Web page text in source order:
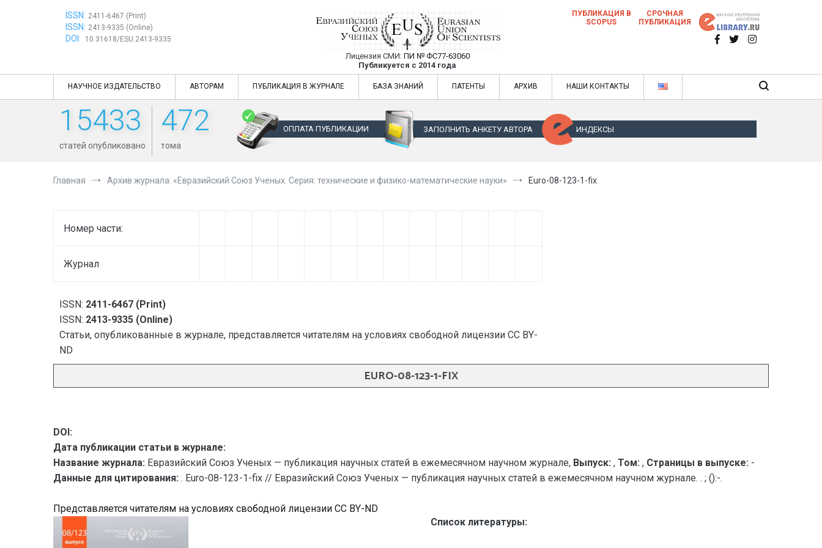
ISSN: 2411-6467 (Print)
ISSN: 2413-9335 (Online)
DOI: 10.31618/ESU.2413-9335
Евразийский Союз Ученых — публикация научных статей в ежемесячном научном
журнале
Лицензия СМИ: ПИ № ФС77-63060
Публикуется с 2014 года
Евразийский Союз Ученых — публикация научных статей в ежемесячном научном журнале
ПУБЛИКАЦИЯ В
SCOPUS
СРОЧНАЯ
ПУБЛИКАЦИЯ
НАУЧНОЕ ИЗДАТЕЛЬСТВО АВТОРАМ ПУБЛИКАЦИЯ В ЖУРНАЛЕ БАЗА ЗНАНИЙ ПАТЕНТЫ АРХИВ НАШИ КОНТАКТЫ
15433
статей опубликовано
472
тома
ОПЛАТА ПУБЛИКАЦИИ ЗАПОЛНИТЬ АНКЕТУ АВТОРА ИНДЕКСЫ
Главная Архив журнала: «Евразийский Союз Ученых. Серия: технические и физико-математические науки» Euro-08-123-1-fix
Номер части:
Журнал
ISSN: 2411-6467 (Print)
ISSN: 2413-9335 (Online)
Статьи, опубликованные в журнале, представляется читателям на условиях свободной лицензии CC BY-
ND
EURO-08-123-1-FIX
DOI:
Дата публикации статьи в журнале:
Название журнала: Евразийский Союз Ученых — публикация научных статей в ежемесячном научном журнале, Выпуск: , Том: , Страницы в выпуске: -
Данные для цитирования: . Euro-08-123-1-fix // Евразийский Союз Ученых — публикация научных статей в ежемесячном научном журнале. . ; ():-.
Представляется читателям на условиях свободной лицензии CC BY-ND
Список литературы: